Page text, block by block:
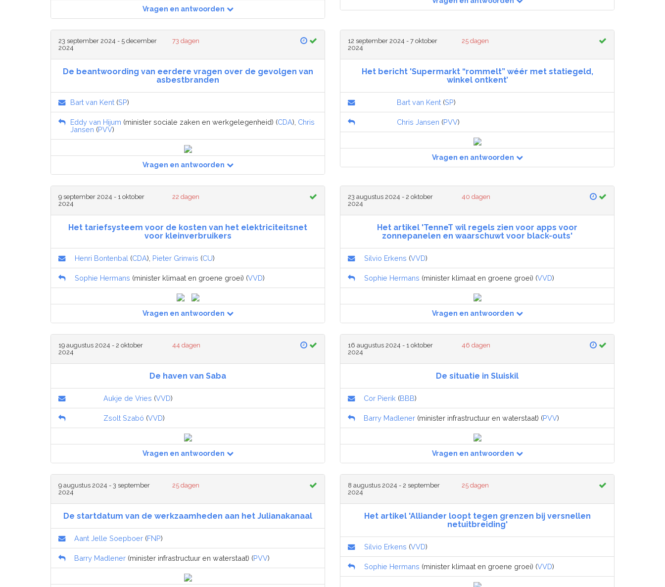
Vragen en antwoorden
23 september 2024 - 5 december
2024
73 dagen
De beantwoording van eerdere vragen over de gevolgen van
asbestbranden
Bart van Kent (SP)
Eddy van Hijum (minister sociale zaken en werkgelegenheid) (CDA), Chris
Jansen (PVV)
Vragen en antwoorden
12 september 2024 - 7 oktober
2024
25 dagen
Het bericht 'Supermarkt “rommelt” wéér met statiegeld,
winkel ontkent’
Bart van Kent (SP)
Chris Jansen (PVV)
Vragen en antwoorden
9 september 2024 - 1 oktober
2024
22 dagen
Het tariefsysteem voor de kosten van het elektriciteitsnet
voor kleinverbruikers
Henri Bontenbal (CDA), Pieter Grinwis (CU)
Sophie Hermans (minister klimaat en groene groei) (VVD)
Vragen en antwoorden
23 augustus 2024 - 2 oktober
2024
40 dagen
Het artikel 'TenneT wil regels zien voor apps voor
zonnepanelen en waarschuwt voor black-outs'
Silvio Erkens (VVD)
Sophie Hermans (minister klimaat en groene groei) (VVD)
Vragen en antwoorden
19 augustus 2024 - 2 oktober
2024
44 dagen
De haven van Saba
Aukje de Vries (VVD)
Zsolt Szabó (VVD)
Vragen en antwoorden
16 augustus 2024 - 1 oktober
2024
46 dagen
De situatie in Sluiskil
Cor Pierik (BBB)
Barry Madlener (minister infrastructuur en waterstaat) (PVV)
Vragen en antwoorden
9 augustus 2024 - 3 september
2024
25 dagen
De startdatum van de werkzaamheden aan het Julianakanaal
Aant Jelle Soepboer (FNP)
Barry Madlener (minister infrastructuur en waterstaat) (PVV)
8 augustus 2024 - 2 september
2024
25 dagen
Het artikel 'Alliander loopt tegen grenzen bij versnellen
netuitbreiding'
Silvio Erkens (VVD)
Sophie Hermans (minister klimaat en groene groei) (VVD)